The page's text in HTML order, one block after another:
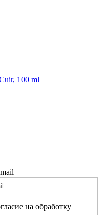
100 ml
на обработку